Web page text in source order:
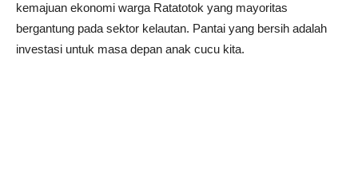
kemajuan ekonomi warga Ratatotok yang mayoritas
bergantung pada sektor kelautan. Pantai yang bersih adalah
investasi untuk masa depan anak cucu kita.